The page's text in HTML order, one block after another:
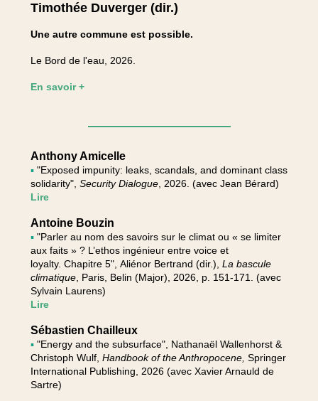
Timothée Duverger (dir.)
Une autre commune est possible.
Le Bord de l'eau, 2026.
En savoir +
Anthony Amicelle
▪"Exposed impunity: leaks, scandals, and dominant class
solidarity", Security Dialogue, 2026. (avec Jean Bérard)
Lire
Antoine Bouzin
▪"Parler au nom des savoirs sur le climat ou « se limiter
aux faits » ? L’ethos ingénieur entre voice et
loyalty. Chapitre 5", Aliénor Bertrand (dir.), La bascule
climatique, Paris, Belin (Major), 2026, p. 151-171. (avec
Sylvain Laurens)
Lire
Sébastien Chailleux
▪"Energy and the subsurface", Nathanaël Wallenhorst &
Christoph Wulf, Handbook of the Anthropocene, Springer
International Publishing, 2026 (avec Xavier Arnauld de
Sartre)